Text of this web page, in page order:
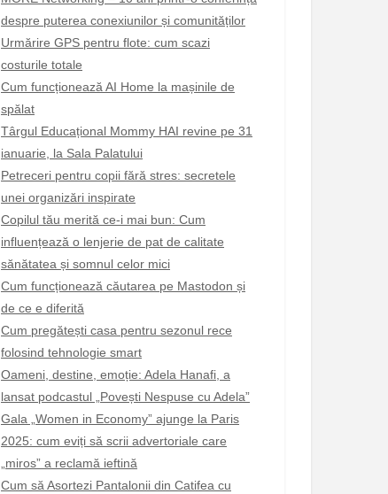
despre puterea conexiunilor și comunităților
Urmărire GPS pentru flote: cum scazi
costurile totale
Cum funcționează AI Home la mașinile de
spălat
Târgul Educațional Mommy HAI revine pe 31
ianuarie, la Sala Palatului
Petreceri pentru copii fără stres: secretele
unei organizări inspirate
Copilul tău merită ce-i mai bun: Cum
influențează o lenjerie de pat de calitate
sănătatea și somnul celor mici
Cum funcționează căutarea pe Mastodon și
de ce e diferită
Cum pregătești casa pentru sezonul rece
folosind tehnologie smart
Oameni, destine, emoție: Adela Hanafi, a
lansat podcastul „Povești Nespuse cu Adela”
Gala „Women in Economy” ajunge la Paris
2025: cum eviți să scrii advertoriale care
„miros” a reclamă ieftină
Cum să Asortezi Pantalonii din Catifea cu